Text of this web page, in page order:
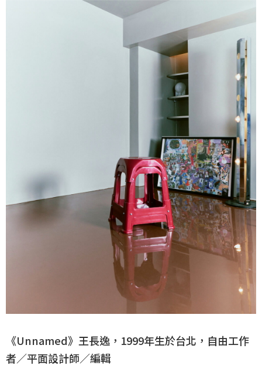
《Unnamed》王長逸，1999年生於台北，自由工作
者／平面設計師／編輯